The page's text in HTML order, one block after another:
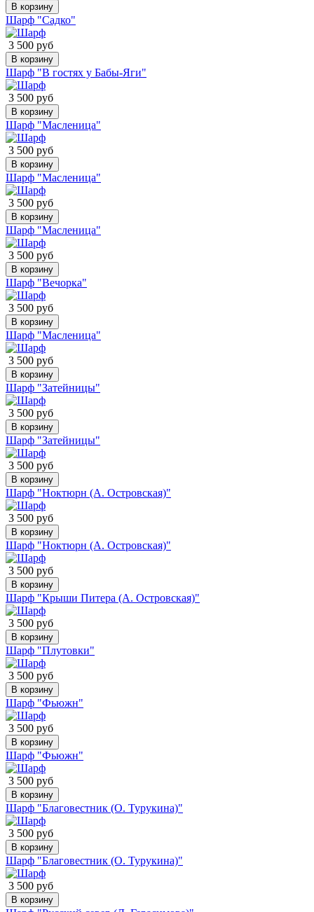
В корзину
Шарф "Садко"
3 500 руб
В корзину
Шарф "В гостях у Бабы-Яги"
3 500 руб
В корзину
Шарф "Масленица"
3 500 руб
В корзину
Шарф "Масленица"
3 500 руб
В корзину
Шарф "Масленица"
3 500 руб
В корзину
Шарф "Вечорка"
3 500 руб
В корзину
Шарф "Масленица"
3 500 руб
В корзину
Шарф "Затейницы"
3 500 руб
В корзину
Шарф "Затейницы"
3 500 руб
В корзину
Шарф "Ноктюрн (А. Островская)"
3 500 руб
В корзину
Шарф "Ноктюрн (А. Островская)"
3 500 руб
В корзину
Шарф "Крыши Питера (А. Островская)"
3 500 руб
В корзину
Шарф "Плутовки"
3 500 руб
В корзину
Шарф "Фьюжн"
3 500 руб
В корзину
Шарф "Фьюжн"
3 500 руб
В корзину
Шарф "Благовестник (О. Турукина)"
3 500 руб
В корзину
Шарф "Благовестник (О. Турукина)"
3 500 руб
В корзину